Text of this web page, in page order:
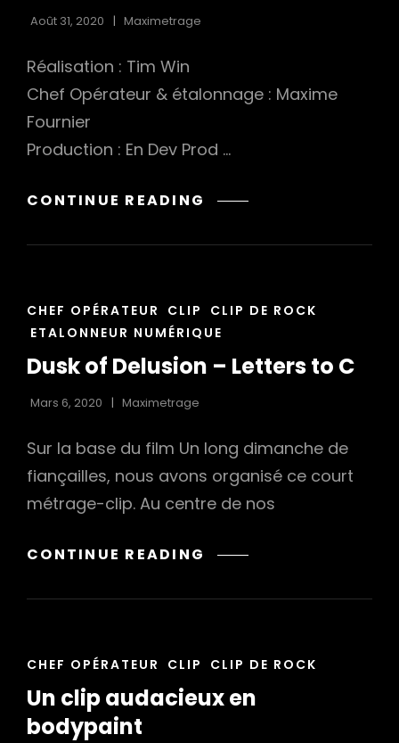
Août 31, 2020 Maximetrage
Réalisation : Tim Win
Chef Opérateur & étalonnage : Maxime
Fournier
Production : En Dev Prod …
CONTINUE READING MORGAN
WEB
CAT
LINKS
CHEF OPÉRATEUR CLIP
CLIP DE ROCK
ETALONNEUR NUMÉRIQUE
Dusk of Delusion – Letters to C
Mars 6, 2020 Maximetrage
Sur la base du film Un long dimanche de
fiançailles, nous avons organisé ce court
métrage-clip. Au centre de nos
CONTINUE READING DUSK
DELUSION
TO
CAT
CHEF OPÉRATEUR CLIP CLIP DE ROCK
Un clip audacieux en
bodypaint